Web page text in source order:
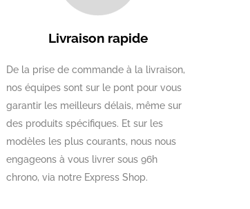
Livraison rapide
De la prise de commande à la livraison,
nos équipes sont sur le pont pour vous
garantir les meilleurs délais, même sur
des produits spécifiques. Et sur les
modèles les plus courants, nous nous
engageons à vous livrer sous 96h
chrono, via notre Express Shop.